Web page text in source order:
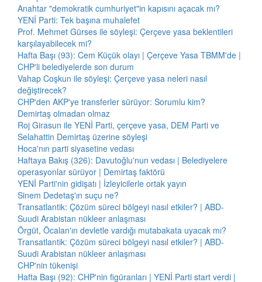
Anahtar "demokratik cumhuriyet"in kapısını açacak mı?
YENİ Parti: Tek başına muhalefet
Prof. Mehmet Gürses ile söyleşi: Çerçeve yasa beklentileri
karşılayabilecek mi?
Hafta Başı (93): Cem Küçük olayı | Çerçeve Yasa TBMM'de |
CHP'li belediyelerde son durum
Vahap Coşkun ile söyleşi: Çerçeve yasa neleri nasıl
değiştirecek?
CHP'den AKP'ye transferler sürüyor: Sorumlu kim?
Demirtaş olmadan olmaz
Roj Girasun ile YENİ Parti, çerçeve yasa, DEM Parti ve
Selahattin Demirtaş üzerine söyleşi
Hoca'nın parti siyasetine vedası
Haftaya Bakış (326): Davutoğlu'nun vedası | Belediyelere
operasyonlar sürüyor | Demirtaş faktörü
YENİ Parti'nin gidişatı | İzleyicilerle ortak yayın
Sinem Dedetaş'ın suçu ne?
Transatlantik: Çözüm süreci bölgeyi nasıl etkiler? | ABD-
Suudi Arabistan nükleer anlaşması
Örgüt, Öcalan'ın devletle vardığı mutabakata uyacak mı?
Transatlantik: Çözüm süreci bölgeyi nasıl etkiler? | ABD-
Suudi Arabistan nükleer anlaşması
CHP'nin tükenişi
Hafta Başı (92): CHP'nin figüranları | YENİ Parti start verdi |